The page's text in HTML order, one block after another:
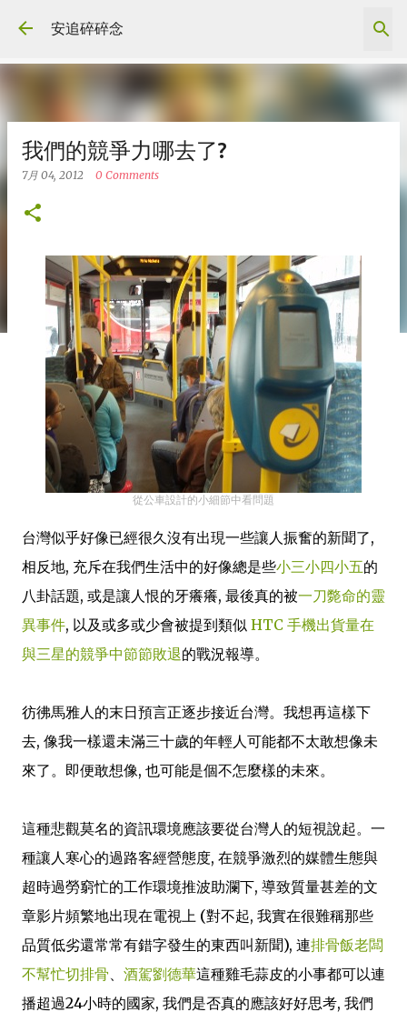
安追碎碎念
我們的競爭力哪去了?
7月 04, 2012 0 Comments
從公車設計的小細節中看問題
台灣似乎好像已經很久沒有出現一些讓人振奮的新聞了,
相反地, 充斥在我們生活中的好像總是些小三小四小五的
八卦話題, 或是讓人恨的牙癢癢, 最後真的被一刀斃命的靈
異事件, 以及或多或少會被提到類似 HTC 手機出貨量在
與三星的競爭中節節敗退的戰況報導。
彷彿馬雅人的末日預言正逐步接近台灣。我想再這樣下
去, 像我一樣還未滿三十歲的年輕人可能都不太敢想像未
來了。即便敢想像, 也可能是個不怎麼樣的未來。
這種悲觀莫名的資訊環境應該要從台灣人的短視說起。一
種讓人寒心的過路客經營態度, 在競爭激烈的媒體生態與
超時過勞窮忙的工作環境推波助瀾下, 導致質量甚差的文
章影片頻繁地出現在電視上 (對不起, 我實在很難稱那些
品質低劣還常常有錯字發生的東西叫新聞), 連排骨飯老闆
不幫忙切排骨、 酒駕劉德華這種雞毛蒜皮的小事都可以連
播超過24小時的國家, 我們是否真的應該好好思考, 我們